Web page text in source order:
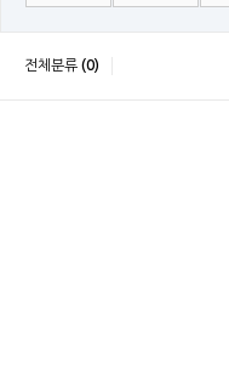
전체분류 (0)